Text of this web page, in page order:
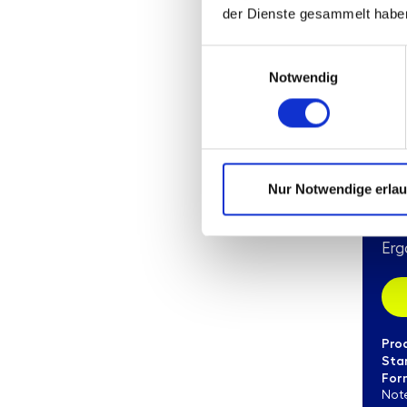
der Dienste gesammelt
Notwendig
Nur Notwendige